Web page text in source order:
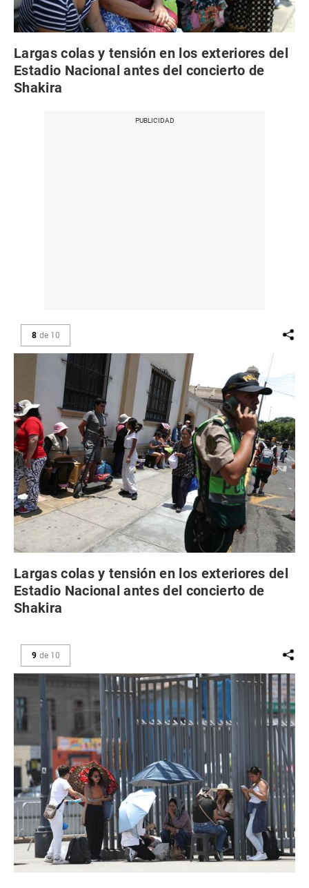
Largas colas y tensión en los exteriores del
Estadio Nacional antes del concierto de
Shakira
8 de 10
Largas colas y tensión en los exteriores del
Estadio Nacional antes del concierto de
Shakira
9 de 10